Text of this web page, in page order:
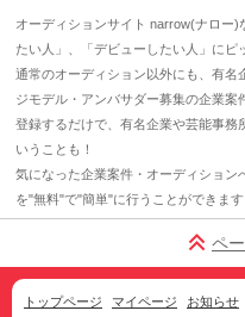
オーディションサイト narrow(ナロー
たい人」、「デビューしたい人」にピ
通常のオーディション以外にも、有名
ジモデル・アンバサダー募集の企業案
登録するだけで、有名企業や芸能事務
いうことも！
気になった企業案件・オーディショ
を"無料"で"簡単"に行うことができます
ペ
トップページ マイページ お知らせ